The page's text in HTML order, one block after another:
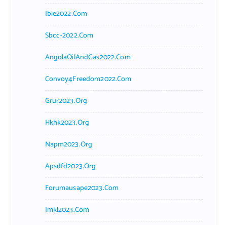
Ibie2022.com
Sbcc-2022.com
AngolaOilAndGas2022.com
Convoy4Freedom2022.com
Grur2023.org
Hkhk2023.org
Napm2023.org
Apsdfd2023.org
Forumausape2023.com
Imkl2023.com